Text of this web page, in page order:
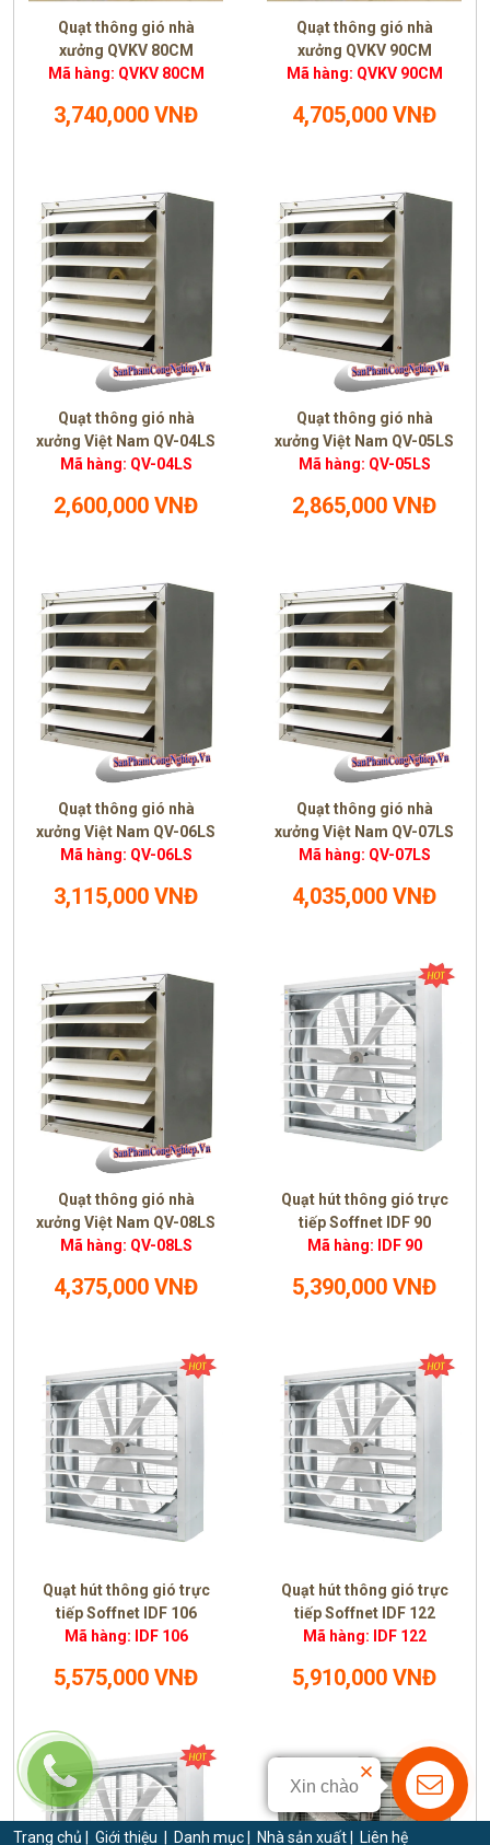
Quạt thông gió nhà
xưởng QVKV 80CM
Mã hàng: QVKV 80CM
3,740,000 VNĐ
Quạt thông gió nhà
xưởng QVKV 90CM
Mã hàng: QVKV 90CM
4,705,000 VNĐ
Quạt thông gió nhà
xưởng Việt Nam QV-04LS
Mã hàng: QV-04LS
2,600,000 VNĐ
Quạt thông gió nhà
xưởng Việt Nam QV-05LS
Mã hàng: QV-05LS
2,865,000 VNĐ
Quạt thông gió nhà
xưởng Việt Nam QV-06LS
Mã hàng: QV-06LS
3,115,000 VNĐ
Quạt thông gió nhà
xưởng Việt Nam QV-07LS
Mã hàng: QV-07LS
4,035,000 VNĐ
Quạt thông gió nhà
xưởng Việt Nam QV-08LS
Mã hàng: QV-08LS
4,375,000 VNĐ
Quạt hút thông gió trực
tiếp Soffnet IDF 90
Mã hàng: IDF 90
5,390,000 VNĐ
Quạt hút thông gió trực
tiếp Soffnet IDF 106
Mã hàng: IDF 106
5,575,000 VNĐ
Quạt hút thông gió trực
tiếp Soffnet IDF 122
Mã hàng: IDF 122
5,910,000 VNĐ
Trang chủ Giới thiệu Danh mục Nhà sản xuất Liên hệ
Xin chào